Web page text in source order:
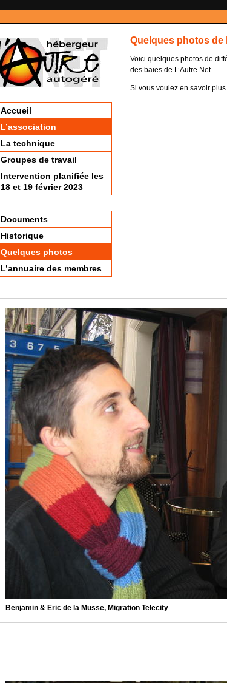
Accueil
L’association
La technique
Groupes de travail
Intervention planifiée les
18 et 19 février 2023
Documents
Historique
Quelques photos
L’annuaire des membres
Quelques photos de
Voici quelques photos de
des baies de L’Autre Net.
Si vous voulez en savoir
Benjamin & Eric de la Musse, Migration Telecity